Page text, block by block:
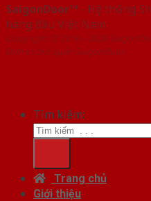
SaigonDoor™ - Hệ thống
hàng đầu Việt Nam
Copyright ⓒ 2016 – 2026
Đơn vị chủ quản SaigonDoor
Tìm kiếm:
Trang chủ
Giới thiệu